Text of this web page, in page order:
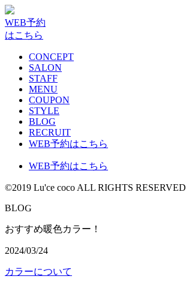
WEB予約
はこちら
CONCEPT
SALON
STAFF
MENU
COUPON
STYLE
BLOG
RECRUIT
WEB予約はこちら
WEB予約はこちら
©2019 Lu'ce coco ALL RIGHTS RESERVED
BLOG
おすすめ暖色カラー！
2024/03/24
カラーについて